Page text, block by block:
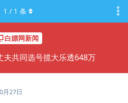
白嫖网新闻
夫共同选号揽大乐透648万
1 / 1 条
月27日